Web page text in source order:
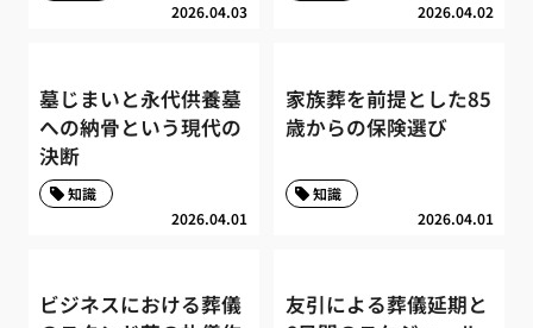
2026.04.03 2026.04.02
墓じまいと永代供養墓
への納骨という現代の
決断
2026.04.01
知識
家族葬を前提とした85
歳からの保険選び
2026.04.01
知識
ビジネスにおける葬儀
友引による葬儀延期と